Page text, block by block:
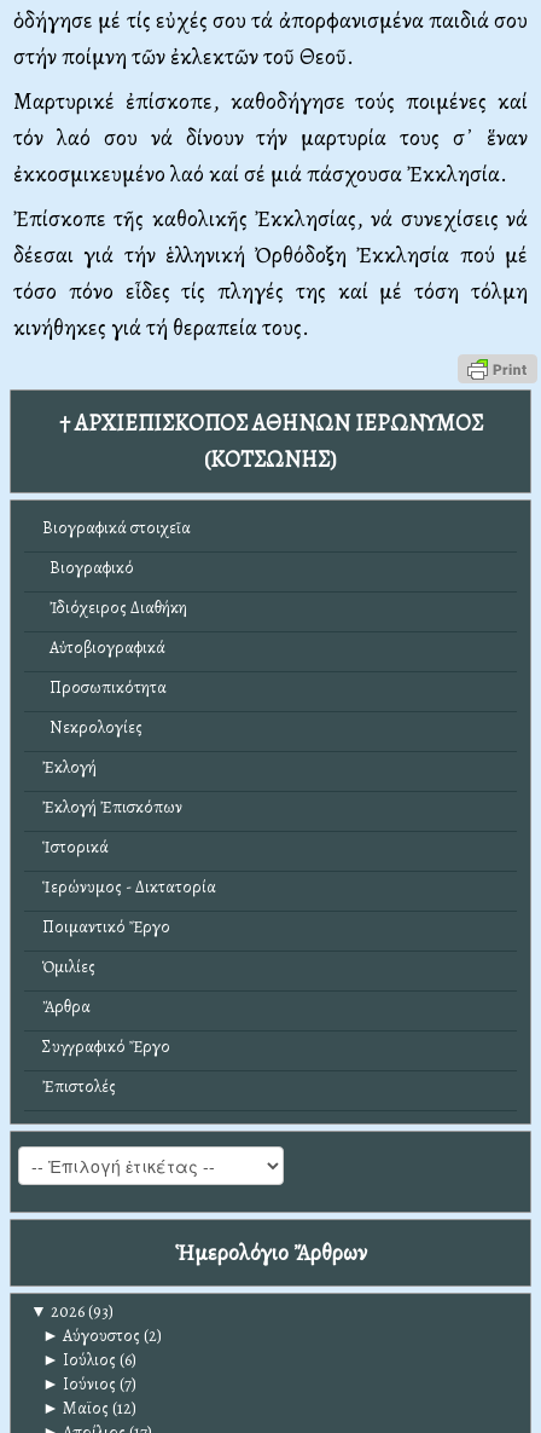
ὁδήγησε μέ τίς εὐχές σου τά ἀπορφανισμένα παιδιά σου
στήν ποίμνη τῶν ἐκλεκτῶν τοῦ Θεοῦ.
Μαρτυρικέ ἐπίσκοπε, καθοδήγησε τούς ποιμένες καί
τόν λαό σου νά δίνουν τήν μαρτυρία τους σ᾿ ἕναν
ἐκκοσμικευμένο λαό καί σέ μιά πάσχουσα Ἐκκλησία.
Ἐπίσκοπε τῆς καθολικῆς Ἐκκλησίας, νά συνεχίσεις νά
δέεσαι γιά τήν ἑλληνική Ὀρθόδοξη Ἐκκλησία πού μέ
τόσο πόνο εἶδες τίς πληγές της καί μέ τόση τόλμη
κινήθηκες γιά τή θεραπεία τους.
† ΑΡΧΙΕΠΙΣΚΟΠΟΣ ΑΘΗΝΩΝ ΙΕΡΩΝΥΜΟΣ
(ΚΟΤΣΩΝΗΣ)
Βιογραφικά στοιχεῖα
Βιογραφικό
Ἰδιόχειρος Διαθήκη
Αὐτοβιογραφικά
Προσωπικότητα
Νεκρολογίες
Ἐκλογή
Ἐκλογή Ἐπισκόπων
Ἱστορικά
Ἱερώνυμος - Δικτατορία
Ποιμαντικό Ἔργο
Ὁμιλίες
Ἄρθρα
Συγγραφικό Ἔργο
Ἐπιστολές
Ἡμερολόγιο Ἄρθρων
▼ 2026(93)
► Αύγουστος (2)
► Ιούλιος (6)
► Ιούνιος (7)
► Μαϊος (12)